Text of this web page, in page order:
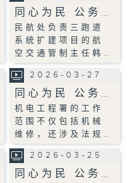
同心为民 公务…
民航处负责三跑道
系统扩建项目的航
空交通管制主任韩…
2026-03-27
同心为民 公务…
机电工程署的工作
范围不仅包括机械
维修，还涉及法规…
2026-03-25
同心为民 公务…